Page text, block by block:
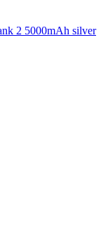
2 5000mAh silver